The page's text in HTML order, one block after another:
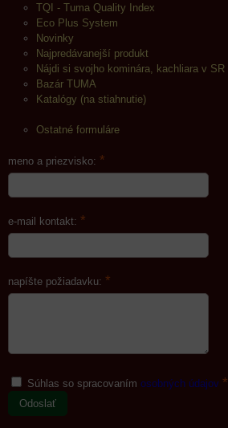
TQI - Tuma Quality Index
Eco Plus System
Novinky
Najpredávanejší produkt
Nájdi si svojho kominára, kachliara v SR
Bazár TUMA
Katalógy (na stiahnutie)
Ostatné formuláre
meno a priezvisko: *
e-mail kontakt: *
napíšte požiadavku: *
Súhlas so spracovaním osobných údajov *
Odoslať